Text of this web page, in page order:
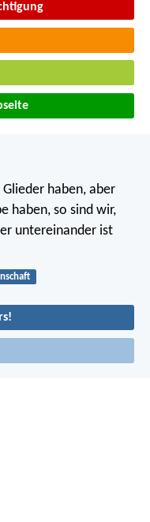
haben, aber
haben, so sind wir,
untereinander ist